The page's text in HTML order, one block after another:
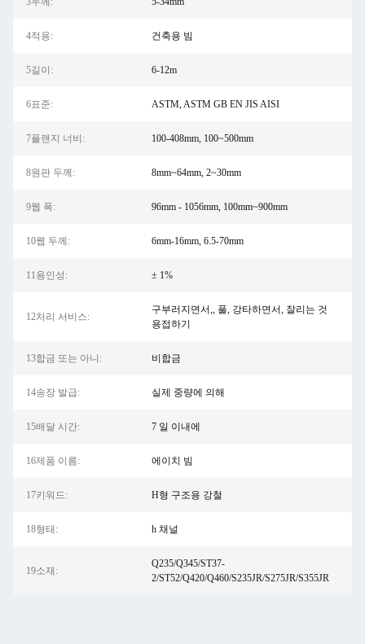
4적용: 건축용 빔
5길이: 6-12m
6표준: ASTM, ASTM GB EN JIS AISI
7플랜지 너비: 100-408mm, 100~500mm
8원판 두께: 8mm~64mm, 2~30mm
9웹 폭: 96mm - 1056mm, 100mm~900mm
10웹 두께: 6mm-16mm, 6.5-70mm
11용인성: ± 1%
12처리 서비스:
구부러지면서,, 풀, 강타하면서, 잘리는 것
용접하기
13합금 또는 아니: 비합금
14송장 발급: 실제 중량에 의해
15배달 시간: 7 일 이내에
16제품 이름: 에이치 빔
17키워드: H형 구조용 강철
18형태: h 채널
19소재:
Q235/Q345/ST37-
2/ST52/Q420/Q460/S235JR/S275JR/S355JR